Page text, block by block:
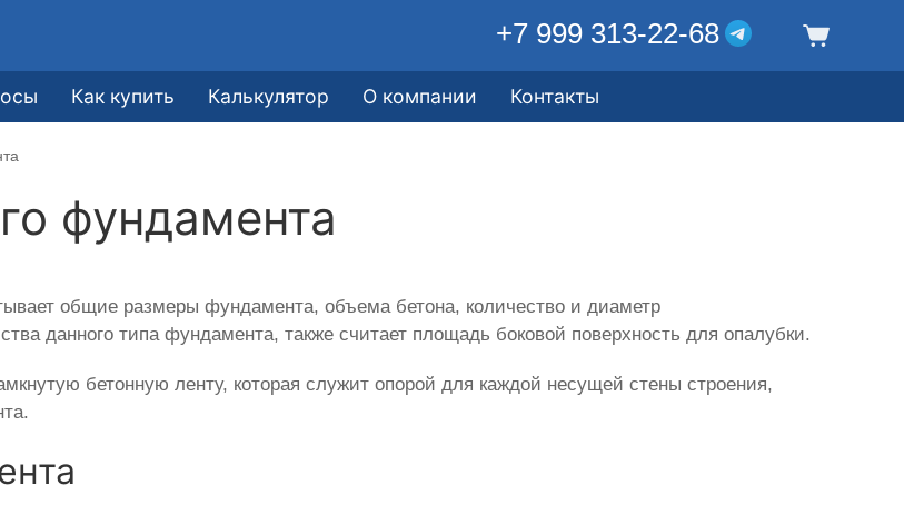
+7 999 313-22-68
Как купить Калькулятор О компании Контакты
фундамента
общие размеры фундамента, объема бетона, количество и диаметр
данного типа фундамента, также считает площадь боковой поверхность для опалубки.
бетонную ленту, которая служит опорой для каждой несущей стены строения,